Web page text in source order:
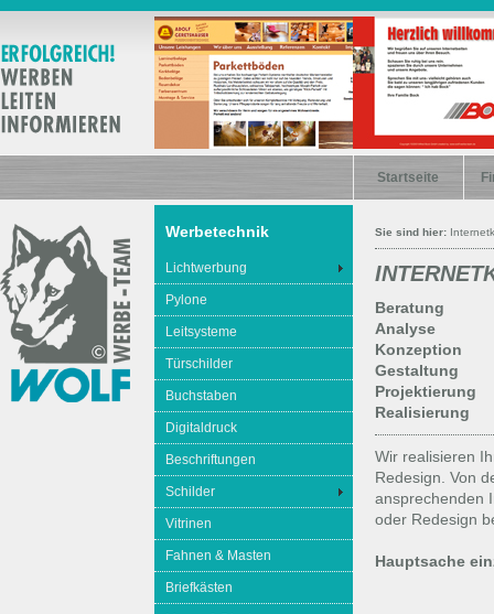
Startseite
Werbetechnik
Lichtwerbung
Pylone
Leitsysteme
Türschilder
Buchstaben
Digitaldruck
Beschriftungen
Schilder
Vitrinen
Fahnen & Masten
Briefkästen
Sie sind hier:
Beratung
Analyse
Konzeption
Gestaltung
Projektierung
Realisierung
Wir realisieren
Redesign. Von
ansprechenden
oder Redesign
Hauptsache